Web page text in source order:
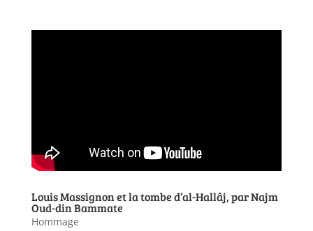
Louis Massignon et la tombe d’al-Hallâj, par Najm
Oud-din Bammate
Hommage